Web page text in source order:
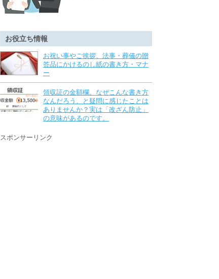
お役立ち情報
お祝い事やご挨拶、法事・葬儀の贈
答品にかけるのし紙の書き方・マナ
ー
領収証の金額欄。なぜこんな書き方
なんだろう、と疑問に感じたことは
ありませんか？実は「改ざん防止」
の意味があるのです。
スポンサーリンク